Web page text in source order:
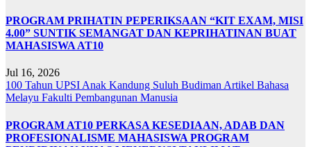
PROGRAM PRIHATIN PEPERIKSAAN “KIT EXAM, MISI
4.00” SUNTIK SEMANGAT DAN KEPRIHATINAN BUAT
MAHASISWA AT10
Jul 16, 2026
100 Tahun UPSI Anak Kandung Suluh Budiman Artikel Bahasa
Melayu Fakulti Pembangunan Manusia
PROGRAM AT10 PERKASA KESEDIAAN, ADAB DAN
PROFESIONALISME MAHASISWA PROGRAM